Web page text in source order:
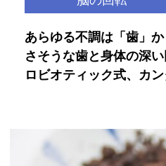
あらゆる不調は「歯」
さそうな歯と身体の深
ロビオティック式、カ